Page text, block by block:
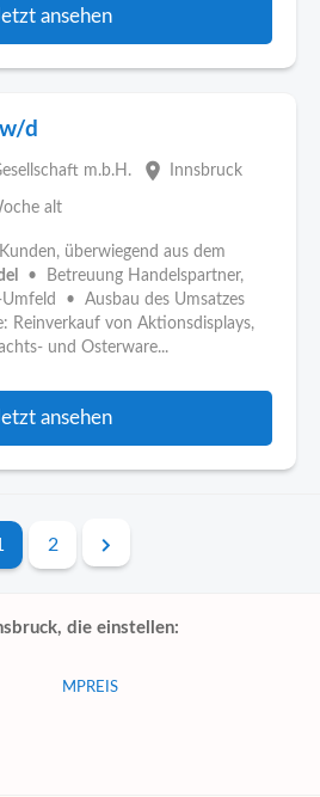
ansehen
d
m.b.H. place Innsbruck
alt
überwiegend aus dem
• Betreuung Handelspartner,
Umfeld • Ausbau des Umsatzes
Reinverkauf von Aktionsdisplays,
und Osterware...
ansehen
2
die einstellen:
MPREIS